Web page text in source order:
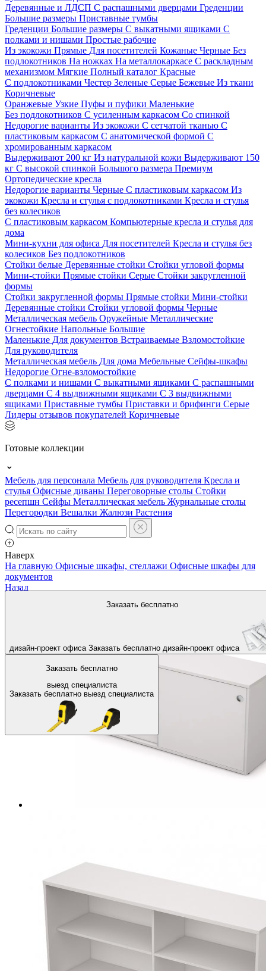
Деревянные и ЛДСП С распашными дверцами Греденции
Большие размеры Приставные тумбы
Греденции Большие размеры С выкатными ящиками С
полками и нишами Простые рабочие
Из экокожи Прямые Для посетителей Кожаные Черные Без
подлокотников На ножках На металлокаркасе С раскладным
механизмом Мягкие Полный каталог Красные
С подлокотниками Честер Зеленые Серые Бежевые Из ткани
Коричневые
Оранжевые Узкие Пуфы и пуфики Маленькие
Без подлокотников С усиленным каркасом Со спинкой
Недорогие варианты Из экокожи С сетчатой тканью С
пластиковым каркасом С анатомической формой С
хромированным каркасом
Выдерживают 200 кг Из натуральной кожи Выдерживают 150
кг С высокой спинкой Большого размера Премиум
Ортопедические кресла
Недорогие варианты Черные С пластиковым каркасом Из
экокожи Кресла и стулья с подлокотниками Кресла и стулья
без колесиков
С пластиковым каркасом Компьютерные кресла и стулья для
дома
Мини-кухни для офиса Для посетителей Кресла и стулья без
колесиков Без подлокотников
Стойки белые Деревянные стойки Стойки угловой формы
Мини-стойки Прямые стойки Серые Стойки закругленной
формы
Стойки закругленной формы Прямые стойки Мини-стойки
Деревянные стойки Стойки угловой формы Черные
Металлическая мебель Оружейные Металлические
Огнестойкие Напольные Большие
Маленькие Для документов Встраиваемые Взломостойкие
Для руководителя
Металлическая мебель Для дома Мебельные Сейфы-шкафы
Недорогие Огне-взломостойкие
С полками и нишами С выкатными ящиками С распашными
дверцами С 4 выдвижными ящиками С 3 выдвижными
ящиками Приставные тумбы Приставки и брифинги Серые
Лидеры отзывов покупателей Коричневые
Готовые коллекции
Мебель для персонала Мебель для руководителя Кресла и
стулья Офисные диваны Переговорные столы Стойки
ресепшн Сейфы Металлическая мебель Журнальные столы
Перегородки Вешалки Жалюзи Растения
Наверх
Заказать бесплатно
дизайн-проект офиса Заказать бесплатно дизайн-проект офиса
Заказать бесплатно
выезд специалиста
Заказать бесплатно выезд специалиста
На главную Офисные шкафы, стеллажи Офисные шкафы для
документов
Назад